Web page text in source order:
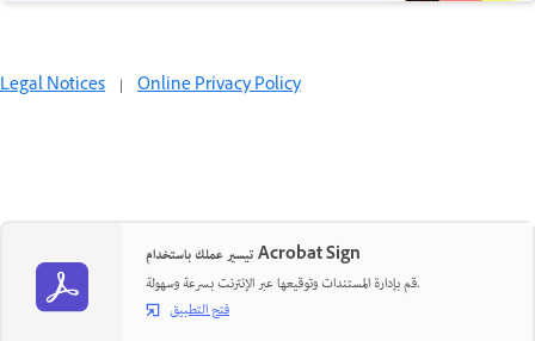
Legal Notices | Online Privacy Policy
تيسير عملك باستخدام Acrobat Sign
قم بإدارة المستندات وتوقيعها عبر الإنترنت بسرعة وسهولة.
فتح التطبيق